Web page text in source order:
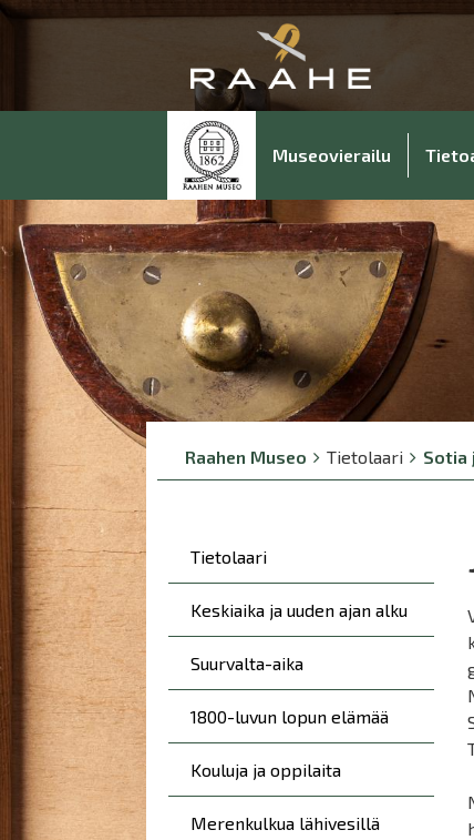
Museovierailu
Breadcrumbs
You
are
Raahen Museo Tietolaari Sotia
Päävalikko
Tietolaari
Keskiaika ja uuden ajan alku
Suurvalta-aika
1800-luvun lopun elämää
Kouluja ja oppilaita
Merenkulkua lähivesillä